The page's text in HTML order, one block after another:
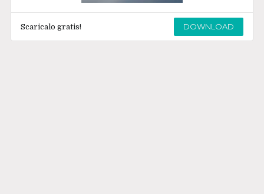
Scaricalo gratis! DOWNLOAD